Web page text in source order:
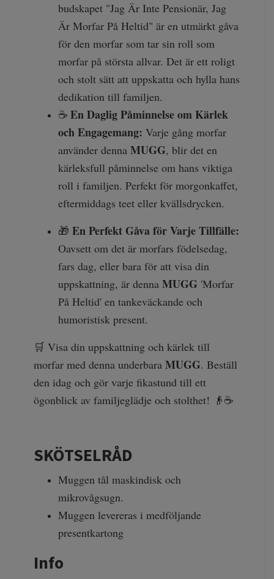
budskapet "Jag Är Inte Pensionär, Jag
Är Morfar På Heltid" är en utmärkt gåva
för den morfar som tar sin roll som
morfar på största allvar. Det är ett roligt
och stolt sätt att uppskatta och hylla hans
dedikation till familjen.
☕ En Daglig Påminnelse om Kärlek
och Engagemang: Varje gång morfar
använder denna MUGG, blir det en
kärleksfull påminnelse om hans viktiga
roll i familjen. Perfekt för morgonkaffet,
eftermiddags teet eller kvällsdrycken.
🎁 En Perfekt Gåva för Varje Tillfälle:
Oavsett om det är morfars födelsedag,
fars dag, eller bara för att visa din
uppskattning, är denna MUGG 'Morfar
På Heltid' en tankeväckande och
humoristisk present.
🛒 Visa din uppskattning och kärlek till
morfar med denna underbara MUGG. Beställ
den idag och gör varje fikastund till ett
ögonblick av familjeglädje och stolthet! 👴☕
SKÖTSELRÅD
Muggen tål maskindisk och
mikrovågsugn.
Muggen levereras i medföljande
presentkartong
Info